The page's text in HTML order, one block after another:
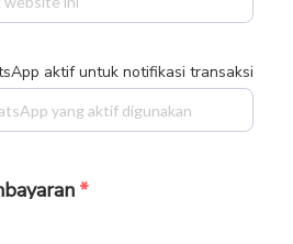
aktif untuk notifikasi transaksi